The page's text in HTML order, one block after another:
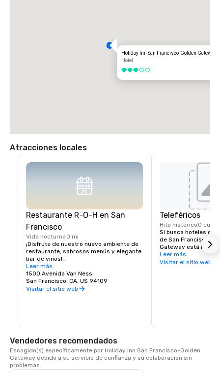
Holiday Inn San Francisco-Golden Gateway
Hotel
3 de 5
Atracciones locales
Restaurante R-O-H en San
Francisco
Vida nocturna 0 mi
¡Disfrute de nuestro nuevo ambiente de
restaurante, sabrosos menús y elegante
bar de vinos!
Los huéspedes que se alojen en el hotel
Holiday Inn San Francisco no tienen que
ir muy lejos para encontrar un delicioso
artesanal local e internacional, un bar de
selección de licores y un menú de platos
de uno de los barrios emblemáticos de
San Francisco. El bar y restaurante R-O-
H es la pieza central de nuestro nuevo y
activo lobby, que dará la bienvenida a los
Leer más
1500 Avenida Van Ness
San Francisco, CA, US 94109
Visitar el sitio web
Teleféricos
Hito histórico 0
Si busca hoteles
de San Francisco, el
Gateway está
pasos de la calle
teleféricos ofrecen
Leer más
Visitar el sitio web
Vendedores recomendados
Escogido(s) específicamente por Holiday Inn San Francisco-Golden
Gateway debido a su servicio de confianza y su colaboración sin
problemas.